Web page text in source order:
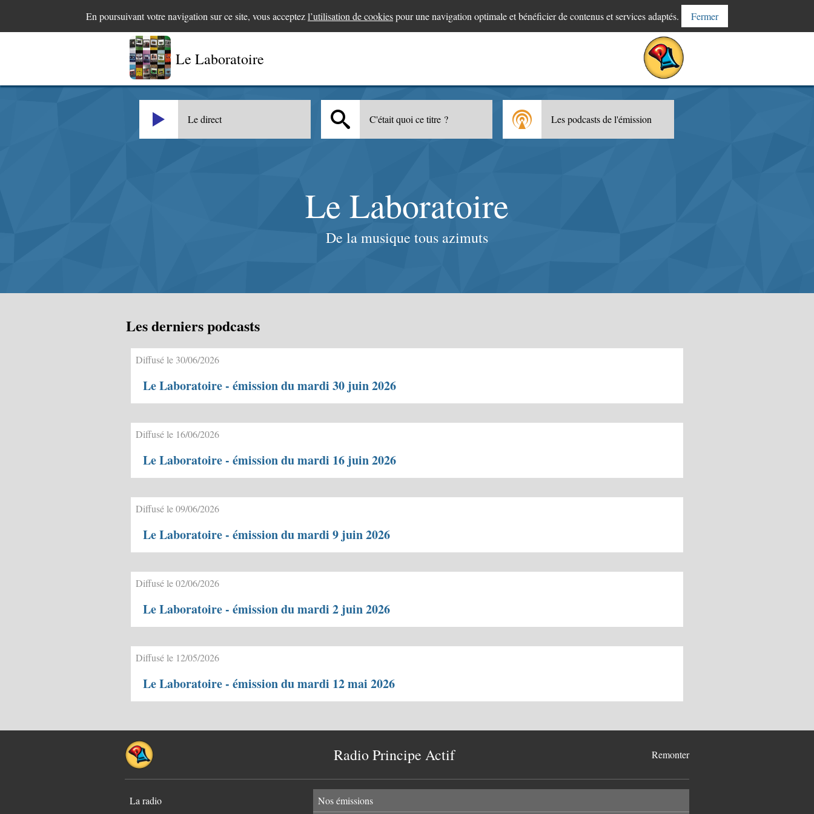
En poursuivant votre navigation sur ce site, vous acceptezl’utilisation de cookiespour une navigation optimale et bénéficier de contenus et services adaptés. Fermer
Le Laboratoire
Le direct C'était quoi ce titre ? Les podcasts de l'émission
Le Laboratoire
De la musique tous azimuts
Les derniers podcasts
Diffusé le 30/06/2026
Le Laboratoire - émission du mardi 30 juin 2026
Diffusé le 16/06/2026
Le Laboratoire - émission du mardi 16 juin 2026
Diffusé le 09/06/2026
Le Laboratoire - émission du mardi 9 juin 2026
Diffusé le 02/06/2026
Le Laboratoire - émission du mardi 2 juin 2026
Diffusé le 12/05/2026
Le Laboratoire - émission du mardi 12 mai 2026
Radio Principe Actif Remonter
La radio Nos émissions